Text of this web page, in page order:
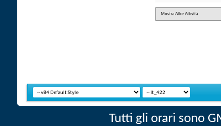
Mostra Altre Attività
Tutti gli orari sono